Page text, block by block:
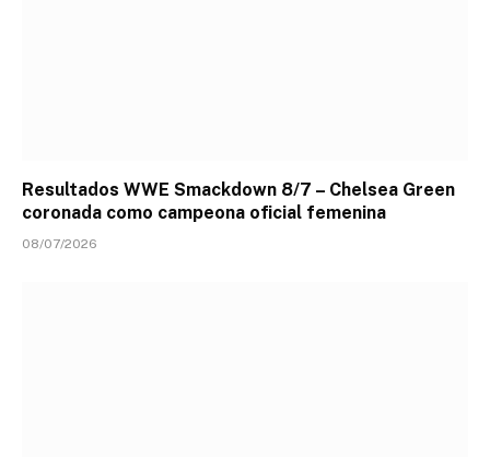
Resultados WWE Smackdown 8/7 – Chelsea Green
coronada como campeona oficial femenina
08/07/2026